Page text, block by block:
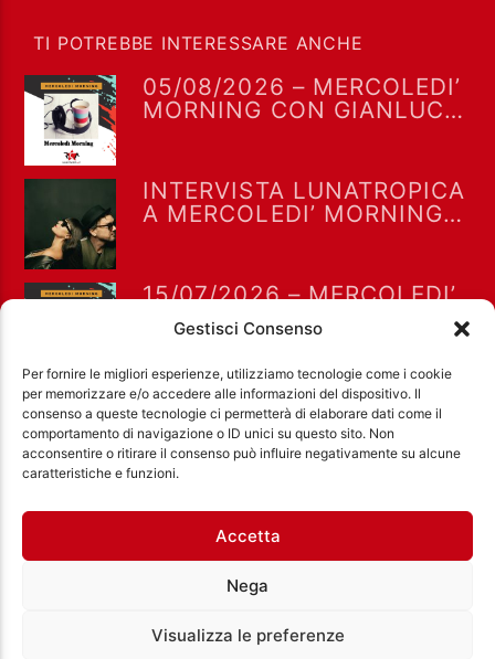
Gestisci Consenso
Per fornire le migliori esperienze, utilizziamo tecnologie come i cookie
per memorizzare e/o accedere alle informazioni del dispositivo. Il
consenso a queste tecnologie ci permetterà di elaborare dati come il
comportamento di navigazione o ID unici su questo sito. Non
acconsentire o ritirare il consenso può influire negativamente su alcune
caratteristiche e funzioni.
Accetta
Nega
Visualizza le preferenze
TI POTREBBE INTERESSARE ANCHE
05/08/2026 – MERCOLEDI’
MORNING CON GIANLUCA
INTERVISTA LUNATROPICA
A MERCOLEDI’ MORNING
15/07/2026 – MERCOLEDI’
MORNING CON GIANLUCA
POLVERARI
Ass. Cult. Dissociazione - Codice fiscale:
Città Aperta via di Casal Bruciato 31/A, Roma